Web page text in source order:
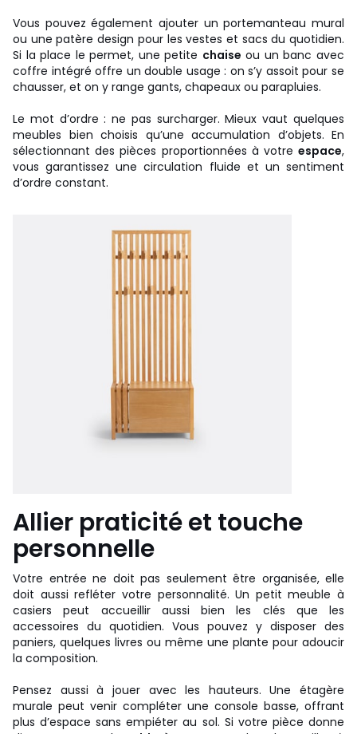
Vous pouvez également ajouter un portemanteau mural
ou une patère design pour les vestes et sacs du quotidien.
Si la place le permet, une petite chaise ou un banc avec
coffre intégré offre un double usage : on s’y assoit pour se
chausser, et on y range gants, chapeaux ou parapluies.
Le mot d’ordre : ne pas surcharger. Mieux vaut quelques
meubles bien choisis qu’une accumulation d’objets. En
sélectionnant des pièces proportionnées à votre espace,
vous garantissez une circulation fluide et un sentiment
d’ordre constant.
Allier praticité et touche
personnelle
Votre entrée ne doit pas seulement être organisée, elle
doit aussi refléter votre personnalité. Un petit meuble à
casiers peut accueillir aussi bien les clés que les
accessoires du quotidien. Vous pouvez y disposer des
paniers, quelques livres ou même une plante pour adoucir
la composition.
Pensez aussi à jouer avec les hauteurs. Une étagère
murale peut venir compléter une console basse, offrant
plus d’espace sans empiéter au sol. Si votre pièce donne